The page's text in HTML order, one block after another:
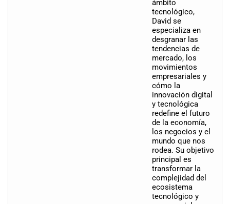
ámbito
tecnológico,
David se
especializa en
desgranar las
tendencias de
mercado, los
movimientos
empresariales y
cómo la
innovación digital
y tecnológica
redefine el futuro
de la economía,
los negocios y el
mundo que nos
rodea. Su objetivo
principal es
transformar la
complejidad del
ecosistema
tecnológico y